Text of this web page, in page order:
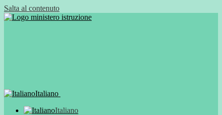
Salta al contenuto
Italiano
Italiano